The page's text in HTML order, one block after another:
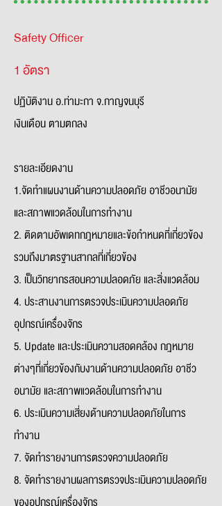
Safety Officer
1 อัตรา
ปฏิบัติงาน อ.ท่ามะกา จ.กาญจนบุรี
เงินเดือน ตามตกลง
รายละเอียดงาน
1.จัดทำแผนงานด้านความปลอดภัย อาชีวอนามัย
และสภาพแวดล้อมในการทำงาน
2. ติดตามอัพเดทกฎหมายและข้อกำหนดที่เกี่ยวข้อง
รวมถึงมาตรฐานสากลที่เกี่ยวข้อง
3. เป็นวิทยากรสอนความปลอดภัย และสิ่งแวดล้อม
4. ประสานงานการตรวจประเมินความปลอดภัย
อุปกรณ์เครื่องจักร
5. Update และประเมินความสอดคล้อง กฎหมาย
ต่างๆที่เกี่ยวข้องกับงานด้านความปลอดภัย อาชีว
อนามัย และสภาพแวดล้อมในการทำงาน
6. ประเมินความเสี่ยงด้านความปลอดภัยในการ
ทำงาน
7. จัดทำรายงานการตรวจความปลอดภัย
8. จัดทำรายงานผลการตรวจประเมินความปลอดภัย